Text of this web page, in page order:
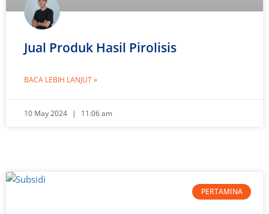
Jual Produk Hasil Pirolisis
BACA LEBIH LANJUT »
10 May 2024 11:06 am
PERTAMINA